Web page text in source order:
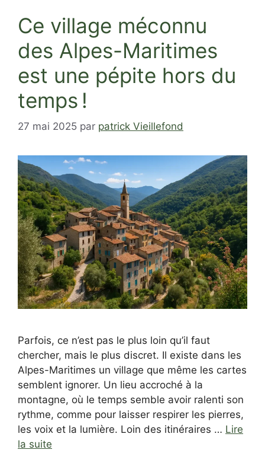
Ce village méconnu
des Alpes-Maritimes
est une pépite hors du
temps !
27 mai 2025 par patrick Vieillefond
Parfois, ce n’est pas le plus loin qu’il faut
chercher, mais le plus discret. Il existe dans les
Alpes-Maritimes un village que même les cartes
semblent ignorer. Un lieu accroché à la
montagne, où le temps semble avoir ralenti son
rythme, comme pour laisser respirer les pierres,
les voix et la lumière. Loin des itinéraires … Lire
la suite